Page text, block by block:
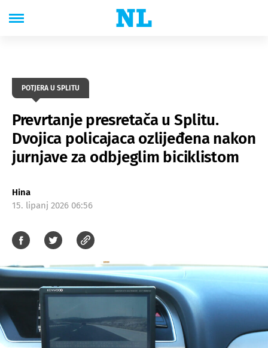
POTJERA U SPLITU
Prevrtanje presretača u Splitu.
Dvojica policajaca ozlijeđena nakon
jurnjave za odbjeglim biciklistom
Hina
15. lipanj 2026 06:56